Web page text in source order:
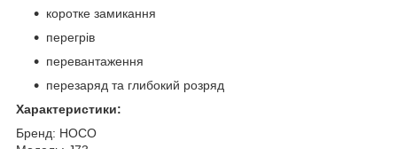
коротке замикання
перегрів
перевантаження
перезаряд та глибокий розряд
Характеристики:
Бренд: HOCO